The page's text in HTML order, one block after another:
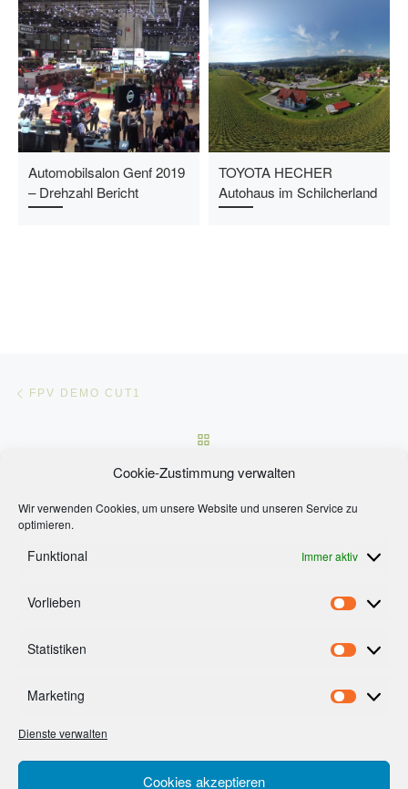
Cookie-Zustimmung verwalten
Wir verwenden Cookies, um unsere Website und unseren Service zu
optimieren.
Funktional Immer aktiv
Vorlieben
Statistiken
Marketing
Dienste verwalten
Cookies akzeptieren
Automobilsalon Genf 2019
– Drehzahl Bericht
TOYOTA HECHER
Autohaus im Schilcherland
Beitragsnavigation
FPV DEMO CUT1
TOYOTA HECHER AUTOHAUS IM SCHILCHERLAND
Footermenue
AGB’s
Cookie-Richtlinie (EU)